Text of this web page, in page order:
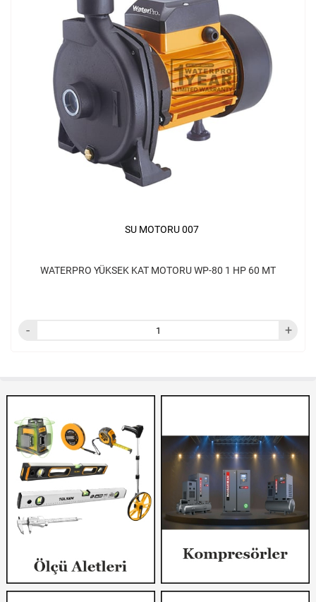
WATERPRO YÜKSEK KAT MOTORU WP-80 1 HP 60 MT
SU MOTORU 007